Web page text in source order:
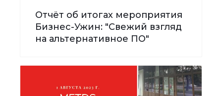
Отчёт об итогах мероприятия
Бизнес-Ужин: "Свежий взгляд
на альтернативное ПО"